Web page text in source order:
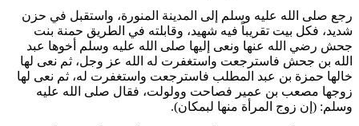
رجع صلى الله عليه وسلم إلى المدينة المنورة، واستقبل في حزن
شديد، فكل بيت تقريباً فيه شهيد، وقابلته في الطريق حمنة بنت
جحش رضي الله عنها ونعى إليها صلى الله عليه وسلم أخوها عبد
الله بن جحش فاسترجعت واستغفرت له الله عز وجل، ثم نعى لها
خالها حمزة بن عبد المطلب فاسترجعت واستغفرت له، ثم نعى لها
زوجها مصعب بن عمير فصاحت وولولت، فقال صلى الله عليه
وسلم: ( إن زوج المرأة منها لبمكان).